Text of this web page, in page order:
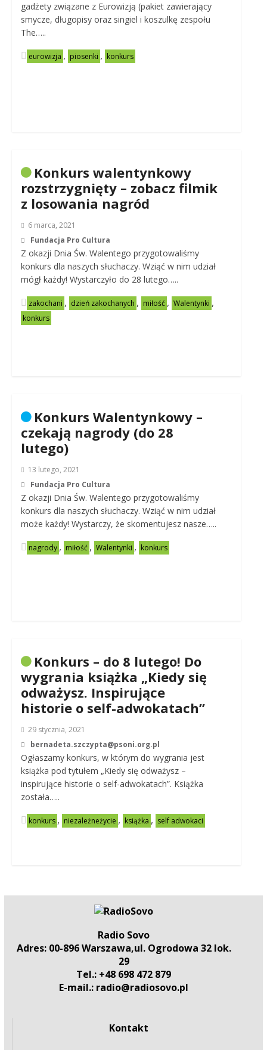
gadżety związane z Eurowizją (pakiet zawierający
smycze, długopisy oraz singiel i koszulkę zespołu
The…..
eurowizja , piosenki , konkurs
Konkurs walentynkowy
rozstrzygnięty – zobacz filmik
z losowania nagród
6 marca, 2021
Fundacja Pro Cultura
Z okazji Dnia Św. Walentego przygotowaliśmy
konkurs dla naszych słuchaczy. Wziąć w nim udział
mógł każdy! Wystarczyło do 28 lutego…..
zakochani , dzień zakochanych , miłość , Walentynki ,
konkurs
Konkurs Walentynkowy –
czekają nagrody (do 28
lutego)
13 lutego, 2021
Fundacja Pro Cultura
Z okazji Dnia Św. Walentego przygotowaliśmy
konkurs dla naszych słuchaczy. Wziąć w nim udział
może każdy! Wystarczy, że skomentujesz nasze…..
nagrody , miłość , Walentynki , konkurs
Konkurs – do 8 lutego! Do
wygrania książka „Kiedy się
odważysz. Inspirujące
historie o self-adwokatach”
29 stycznia, 2021
bernadeta.szczypta@psoni.org.pl
Ogłaszamy konkurs, w którym do wygrania jest
książka pod tytułem „Kiedy się odważysz –
inspirujące historie o self-adwokatach”. Książka
została…..
konkurs , niezależneżycie , książka , self adwokaci
Radio Sovo
Adres: 00-896 Warszawa,ul. Ogrodowa 32 lok.
29
Tel.: +48 698 472 879
E-mail.: radio@radiosovo.pl
Kontakt